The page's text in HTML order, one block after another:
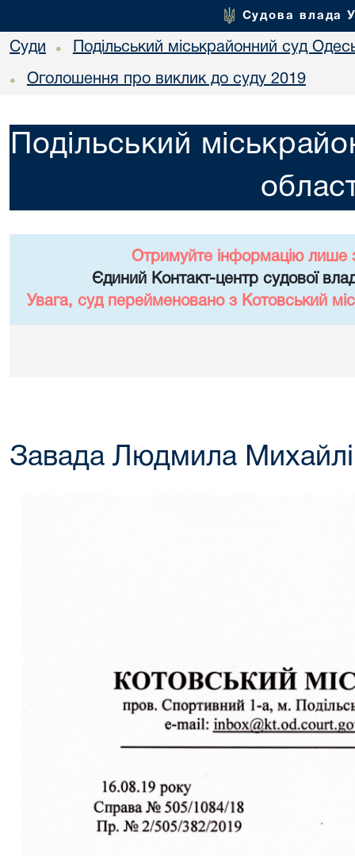
Судова влада
Суди • Подільський міськрайонний суд
• Оголошення про виклик до суду 2019
Подільський
Отримуйте інформацію лише
Єдиний Контакт-центр судової
Увага, суд перейменовано з Котовський
Завада Людмила